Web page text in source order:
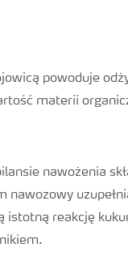
powoduje
materii
nawożenia
nawozowy
istotną reakcję